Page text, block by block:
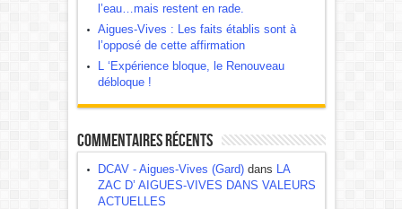
l’eau…mais restent en rade.
Aigues-Vives : Les faits établis sont à
l’opposé de cette affirmation
L ‘Expérience bloque, le Renouveau
débloque !
Commentaires récents
DCAV - Aigues-Vives (Gard)dans LA
ZAC D’ AIGUES-VIVES DANS VALEURS
ACTUELLES